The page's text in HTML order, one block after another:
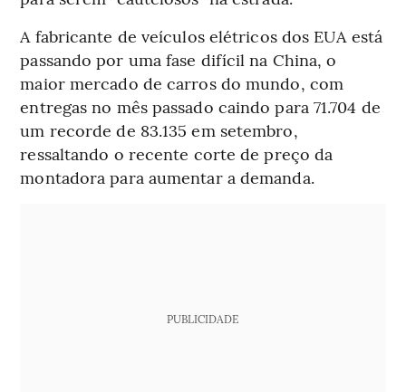
A fabricante de veículos elétricos dos EUA está
passando por uma fase difícil na China, o
maior mercado de carros do mundo, com
entregas no mês passado caindo para 71.704 de
um recorde de 83.135 em setembro,
ressaltando o recente corte de preço da
montadora para aumentar a demanda.
PUBLICIDADE